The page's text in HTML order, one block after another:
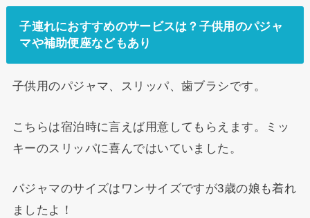
子連れにおすすめのサービスは？子供用のパジャ
マや補助便座などもあり
子供用のパジャマ、スリッパ、歯ブラシです。
こちらは宿泊時に言えば用意してもらえます。ミッ
キーのスリッパに喜んではいていました。
パジャマのサイズはワンサイズですが3歳の娘も着れ
ましたよ！